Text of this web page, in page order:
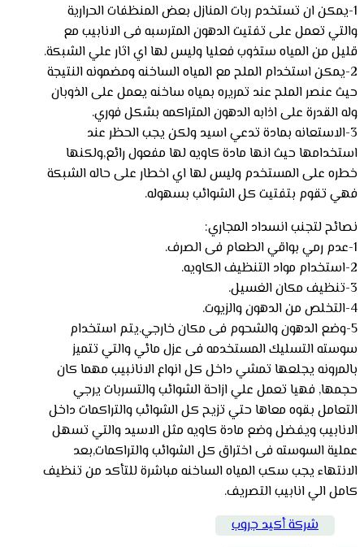
1-يمكن ان تستخدم ربات المنازل بعض المنظفات الحرارية
والتي تعمل على تفتيت الدهون المترسبه فى الانابيب مع
قليل من المياه ستذوب فعليا وليس لها اي اثار علي الشبكة.
2-يمكن استخدام الملح مع المياه الساخنه ومضمونه النتيجة
حيث عنصر الملح عند تمريره بمياه ساخنه يعمل على الذوبان
وله القدرة على اذابه الدهون المتراكمه بشكل فوري.
3-الاستعانه بمادة تدعي اسيد ولكن يجب الحظر عند
استخدامها حيث انها مادة كاويه لها مفعول رائع,ولكنها
خطره على المستخدم وليس لها اي اخطار على حاله الشبكة
فهي تقوم بتفتيت كل الشوائب بسهوله.
نصائح لتجنب انسداد المجاري:
1-عدم رمي بواقي الطعام فى الصرف.
2-استخدام مواد التنظيف الكاويه.
3-تنظيف مكان الغسيل.
4-التخلص من الدهون والزيوت.
5-وضع الدهون والشحوم فى مكان خارجي.يتم استخدام
سوسته التسليك المستخدمه فى عزل مائي والتي تتميز
بالمرونه يجلعها تمشي داخل كل انواع الانانبيب مهما كان
حجمها, فهيا تعمل علي ازاحة الشوائب والتسربات يرجي
التعامل بقوه معاها حتي تزيح كل الشوائب والتراكمات داخل
الانابيب ويفضل وضع مادة كاويه مثل الاسيد والتي تسهل
عملية السوسته فى اختراق كل الشوائب والتراكمات,بعد
الانتهاء يجب سكب المياه الساخنه مباشرة للتأكد من تنظيف
كامل الي انابيب التصريف.
شركة أكيد جروب